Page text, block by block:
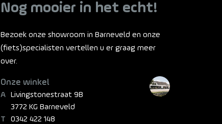
Nog mooier in het echt!
Bezoek onze showroom in Barneveld en onze
(fiets)specialisten vertellen u er graag meer
over.
Onze winkel
Livingstonestraat 9B
3772 KG Barneveld
0342 422 148